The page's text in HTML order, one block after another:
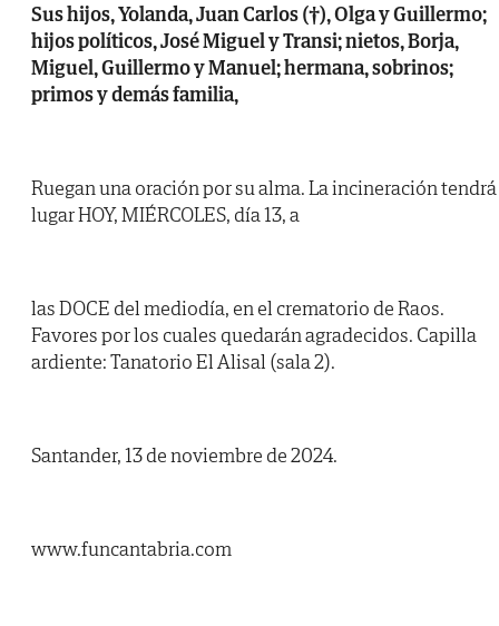
Sus hijos, Yolanda, Juan Carlos (†), Olga y Guillermo;
hijos políticos, José Miguel y Transi; nietos, Borja,
Miguel, Guillermo y Manuel; hermana, sobrinos;
primos y demás familia,
Ruegan una oración por su alma. La incineración tendrá
lugar HOY, MIÉRCOLES, día 13, a
las DOCE del mediodía, en el crematorio de Raos.
Favores por los cuales quedarán agradecidos. Capilla
ardiente: Tanatorio El Alisal (sala 2).
Santander, 13 de noviembre de 2024.
www.funcantabria.com